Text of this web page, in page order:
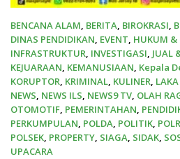
BENCANA ALAM, BERITA, BIROKRASI,
DINAS PENDIDIKAN, EVENT, HUKUM &
INFRASTRUKTUR, INVESTIGASI, JUAL
KEJUARAAN, KEMANUSIAAN, Kepala
KORUPTOR, KRIMINAL, KULINER,
NEWS, NEWS ILS, NEWS9 TV, OLAH
OTOMOTIF, PEMERINTAHAN,
PERKUMPULAN, POLDA, POLITIK,
POLSEK, PROPERTY, SIAGA, SIDAK,
UPACARA